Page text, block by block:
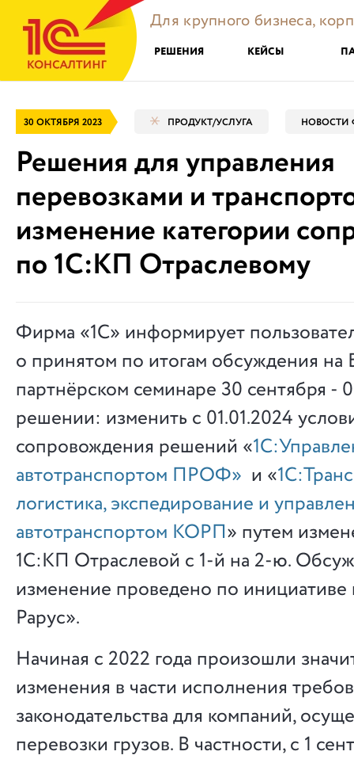
Для крупного бизнеса,
РЕШЕНИЯ КЕЙСЫ
30 ОКТЯБРЯ 2023 ПРОДУКТ/УСЛУГА НОВОСТИ
Решения для управления
перевозками и
изменение категории
по 1С:КП Отраслевому
Фирма «1С» информирует
о принятом по итогам обсуждения
партнёрском семинаре 30 сентября -
решении: изменить с 01.01.2024
сопровождения решений «
автотранспортом ПРОФ» и «
логистика, экспедирование и
автотранспортом КОРП» путем
1С:КП Отраслевой с 1-й на 2-ю.
изменение проведено по инициативе
Рарус».
Начиная с 2022 года произошли
изменения в части исполнения
законодательства для компаний,
перевозки грузов. В частности, с 1